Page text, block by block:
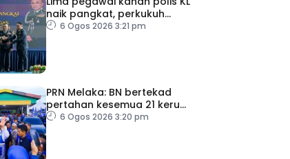
naik pangkat, perkukuh
kepimpinan pasukan
6 Ogos 2026 3:21 pm
PRN Melaka: BN bertekad
pertahan kesemua 21 kerusi,
terbuka sebarang
6 Ogos 2026 3:20 pm